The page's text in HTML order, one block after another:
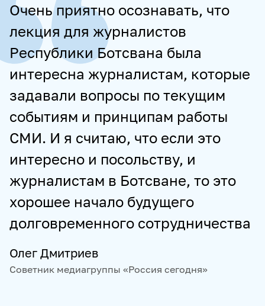
Очень приятно осознавать, что
лекция для журналистов
Республики Ботсвана была
интересна журналистам, которые
задавали вопросы по текущим
событиям и принципам работы
СМИ. И я считаю, что если это
интересно и посольству, и
журналистам в Ботсване, то это
хорошее начало будущего
долговременного сотрудничества
Олег Дмитриев
Советник медиагруппы «Россия сегодня»